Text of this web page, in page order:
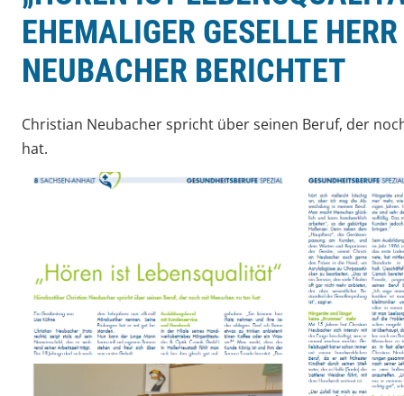
EHEMALIGER GESELLE HERR
NEUBACHER BERICHTET
Christian Neubacher spricht über seinen Beruf, der
hat.